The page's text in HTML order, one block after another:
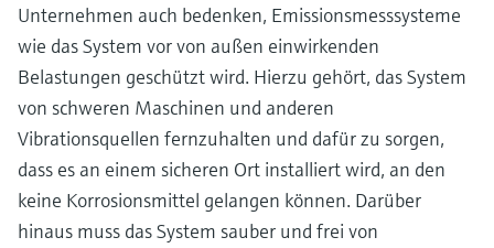
Unternehmen auch bedenken, Emissionsmesssysteme
wie das System vor von außen einwirkenden
Belastungen geschützt wird. Hierzu gehört, das System
von schweren Maschinen und anderen
Vibrationsquellen fernzuhalten und dafür zu sorgen,
dass es an einem sicheren Ort installiert wird, an den
keine Korrosionsmittel gelangen können. Darüber
hinaus muss das System sauber und frei von